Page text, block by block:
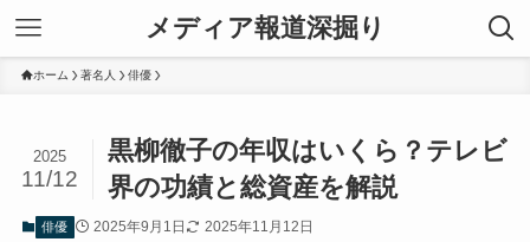
メディア報道深掘り
ホーム 著名人 俳優
黒柳徹子の年収はいくら？テレビ
界の功績と総資産を解説
2025
11/12
俳優 2025年9月1日 2025年11月12日